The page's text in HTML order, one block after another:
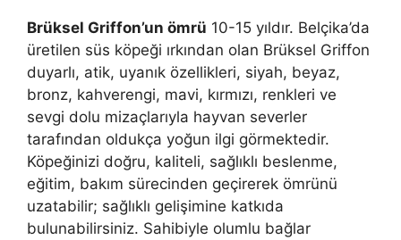
Brüksel Griffon’un ömrü 10-15 yıldır. Belçika’da
üretilen süs köpeği ırkından olan Brüksel Griffon
duyarlı, atik, uyanık özellikleri, siyah, beyaz,
bronz, kahverengi, mavi, kırmızı, renkleri ve
sevgi dolu mizaçlarıyla hayvan severler
tarafından oldukça yoğun ilgi görmektedir.
Köpeğinizi doğru, kaliteli, sağlıklı beslenme,
eğitim, bakım sürecinden geçirerek ömrünü
uzatabilir; sağlıklı gelişimine katkıda
bulunabilirsiniz. Sahibiyle olumlu bağlar